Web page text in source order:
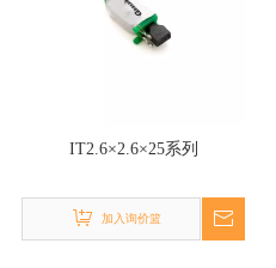
IT2.6×2.6×25系列
加入询价篮